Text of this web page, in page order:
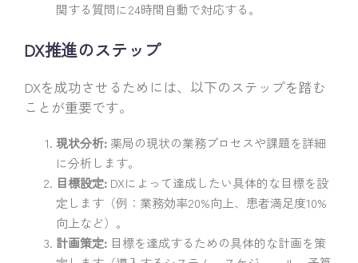
関する質問に24時間自動で対応する。
DX推進のステップ
DXを成功させるためには、以下のステップを踏む
ことが重要です。
現状分析: 薬局の現状の業務プロセスや課題を詳細
に分析します。
目標設定: DXによって達成したい具体的な目標を設
定します（例：業務効率20%向上、患者満足度10%
向上など）。
計画策定: 目標を達成するための具体的な計画を策